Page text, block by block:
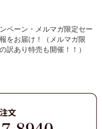
ペーン・メルマガ限定セー
をお届け！（メルマガ限
訳あり特売も開催！！）